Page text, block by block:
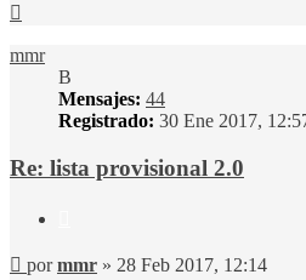
mmr
B
Mensajes: 44
Registrado: 30 Ene 2017,
Re: lista provisional 2.0
Mensaje
pormmr » 28 Feb 2017, 12:14